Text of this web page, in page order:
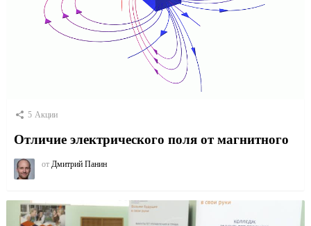
5 Акции
Отличие электрического поля от магнитного
от Дмитрий Панин